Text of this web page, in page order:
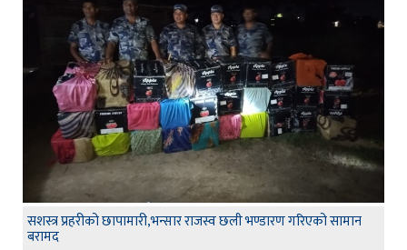
सशस्त्र प्रहरीको छापामारी,भन्सार राजस्व छली भण्डारण गरिएको सामान
बरामद